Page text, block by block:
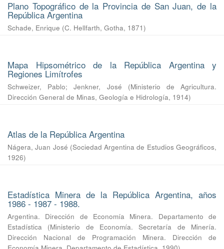
Plano Topográfico de la Provincia de San Juan, de la
República Argentina
Schade, Enrique (C. Hellfarth, Gotha, 1871)
Mapa Hipsométrico de la República Argentina y
Regiones Limítrofes
Schweizer, Pablo;Jenkner, José (Ministerio de Agricultura.
Dirección General de Minas, Geología e Hidrología, 1914)
Atlas de la República Argentina
Nágera, Juan José (Sociedad Argentina de Estudios Geográficos,
1926)
Estadística Minera de la República Argentina, años
1986 - 1987 - 1988.
Argentina. Dirección de Economía Minera. Departamento de
Estadística
(Ministerio de Economía. Secretaría de Minería.
Dirección Nacional de Programación Minera. Dirección de